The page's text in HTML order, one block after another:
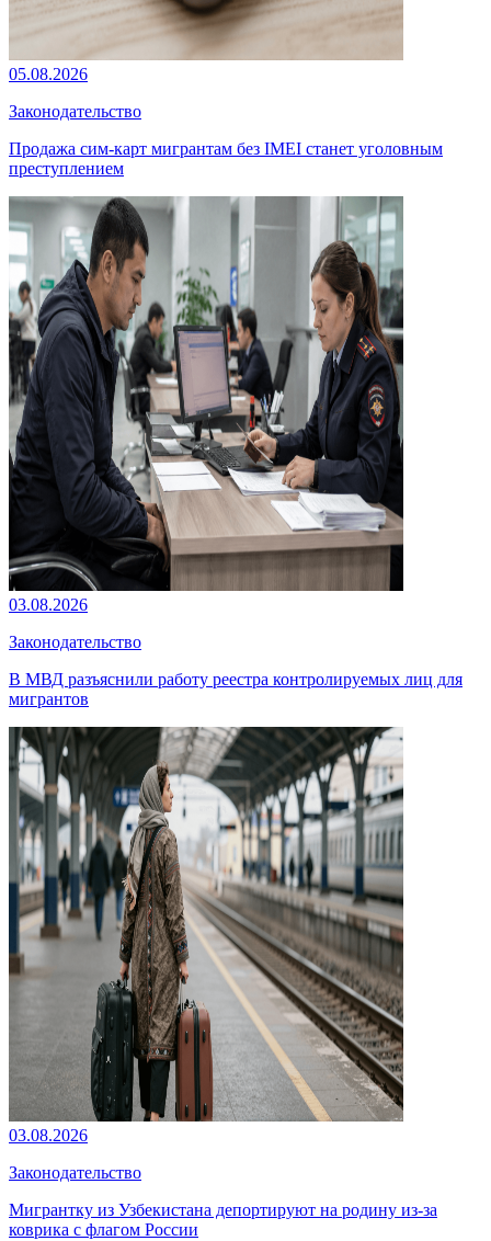
05.08.2026
Законодательство
Продажа сим-карт мигрантам без IMEI станет уголовным
преступлением
03.08.2026
Законодательство
В МВД разъяснили работу реестра контролируемых лиц для
мигрантов
03.08.2026
Законодательство
Мигрантку из Узбекистана депортируют на родину из-за
коврика с флагом России